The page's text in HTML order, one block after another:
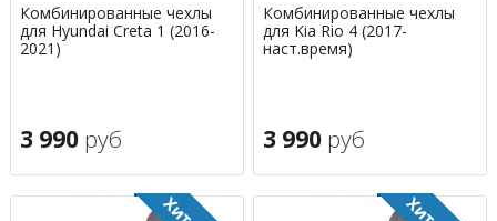
Комбинированные чехлы
для Hyundai Creta 1 (2016-
2021)
3 990 руб
Комбинированные чехлы
для Kia Rio 4 (2017-
наст.время)
3 990 руб